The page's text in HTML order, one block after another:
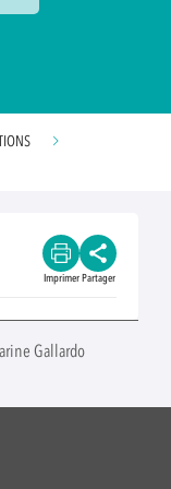
Imprimer Partager
Gallardo